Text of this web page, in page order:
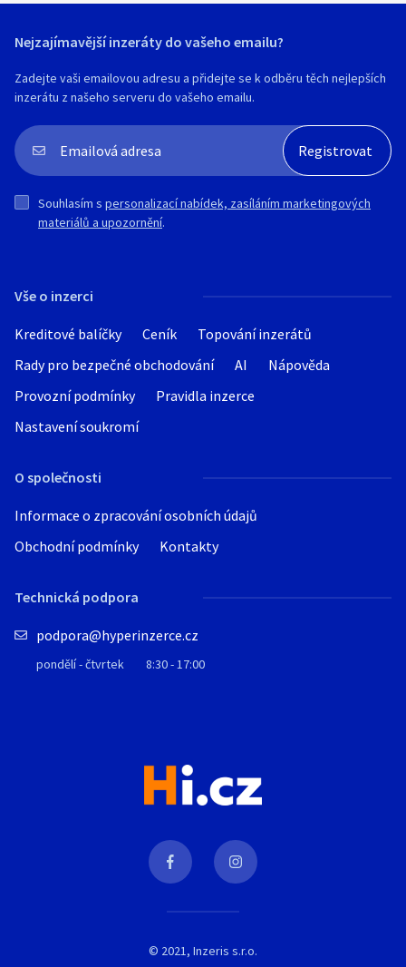
Vše o inzerci
Kreditové balíčky Ceník
Topování inzerátů
Rady pro bezpečné obchodování
AI
Nápověda
Provozní podmínky
Pravidla inzerce
Nastavení soukromí
O společnosti
Informace o zpracování osobních údajů
Obchodní podmínky
Kontakty
Technická podpora
podpora@hyperinzerce.cz
pondělí - čtvrtek 8:30 - 17:00
Nejzajímavější inzeráty do vašeho emailu?
Zadejte vaši emailovou adresu a přidejte se k odběru těch nejlepších
inzerátu z našeho serveru do vašeho emailu.
Souhlasím s personalizací nabídek, zasíláním marketingových
materiálů a upozornění.
© 2021, Inzeris s.r.o.